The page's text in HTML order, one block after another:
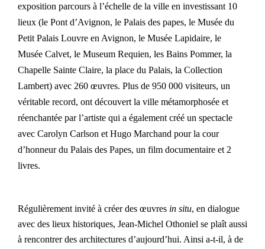
exposition parcours à l’échelle de la ville en investissant 10
lieux (le Pont d’Avignon, le Palais des papes, le Musée du
Petit Palais Louvre en Avignon, le Musée Lapidaire, le
Musée Calvet, le Museum Requien, les Bains Pommer, la
Chapelle Sainte Claire, la place du Palais, la Collection
Lambert) avec 260 œuvres. Plus de 950 000 visiteurs, un
véritable record, ont découvert la ville métamorphosée et
réenchantée par l’artiste qui a également créé un spectacle
avec Carolyn Carlson et Hugo Marchand pour la cour
d’honneur du Palais des Papes, un film documentaire et 2
livres.
Régulièrement invité à créer des œuvres in situ, en dialogue
avec des lieux historiques, Jean-Michel Othoniel se plaît aussi
à rencontrer des architectures d’aujourd’hui. Ainsi a-t-il, à de